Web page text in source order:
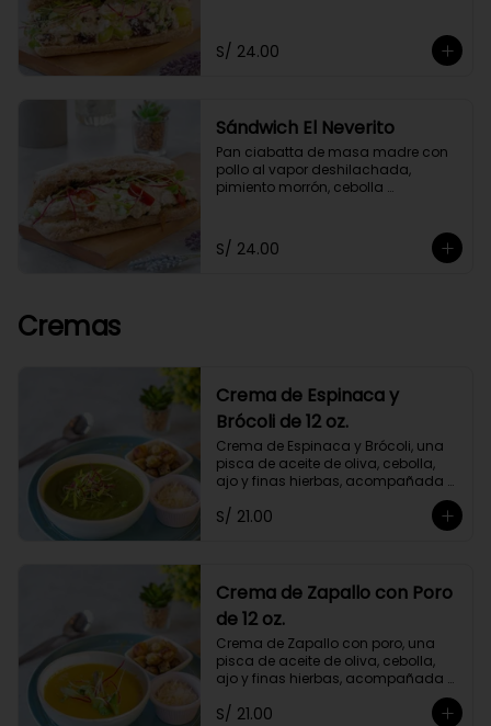
germinados.
S/ 24.00
Sándwich El Neverito
Pan ciabatta de masa madre con
pollo al vapor deshilachada,
pimiento morrón, cebolla
toque de orégano. Con mayonesa
de cashews.
S/ 24.00
Cremas
Crema de Espinaca y
Brócoli de 12 oz.
Crema de Espinaca y Brócoli, una
pisca de aceite de oliva, cebolla,
ajo y finas hierbas, acompañada
madre. No contiene papa ni
S/ 21.00
Crema de Zapallo con Poro
de 12 oz.
Crema de Zapallo con poro, una
pisca de aceite de oliva, cebolla,
ajo y finas hierbas, acompañada
madre. No contiene papa ni
S/ 21.00